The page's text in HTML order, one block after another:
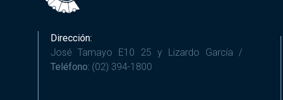
Dirección:
José Tamayo E10 25 y Lizardo García /
Teléfono: (02) 394-1800